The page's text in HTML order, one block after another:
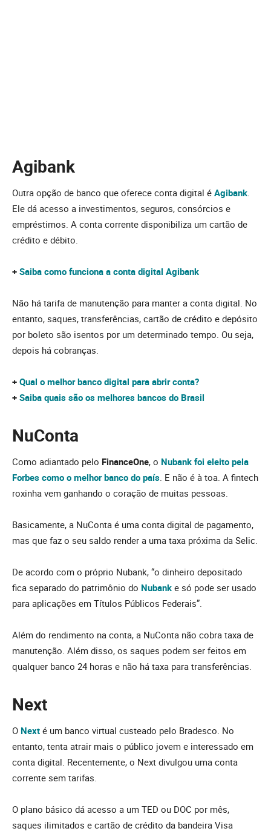
Agibank
Outra opção de banco que oferece conta digital é Agibank.
Ele dá acesso a investimentos, seguros, consórcios e
empréstimos. A conta corrente disponibiliza um cartão de
crédito e débito.
+ Saiba como funciona a conta digital Agibank
Não há tarifa de manutenção para manter a conta digital. No
entanto, saques, transferências, cartão de crédito e depósito
por boleto são isentos por um determinado tempo. Ou seja,
depois há cobranças.
+ Qual o melhor banco digital para abrir conta?
+ Saiba quais são os melhores bancos do Brasil
NuConta
Como adiantado pelo FinanceOne, o Nubank foi eleito pela
Forbes como o melhor banco do país. E não é à toa. A fintech
roxinha vem ganhando o coração de muitas pessoas.
Basicamente, a NuConta é uma conta digital de pagamento,
mas que faz o seu saldo render a uma taxa próxima da Selic.
De acordo com o próprio Nubank, “o dinheiro depositado
fica separado do patrimônio do Nubank e só pode ser usado
para aplicações em Títulos Públicos Federais”.
Além do rendimento na conta, a NuConta não cobra taxa de
manutenção. Além disso, os saques podem ser feitos em
qualquer banco 24 horas e não há taxa para transferências.
Next
O Next é um banco virtual custeado pelo Bradesco. No
entanto, tenta atrair mais o público jovem e interessado em
conta digital. Recentemente, o Next divulgou uma conta
corrente sem tarifas.
O plano básico dá acesso a um TED ou DOC por mês,
saques ilimitados e cartão de crédito da bandeira Visa